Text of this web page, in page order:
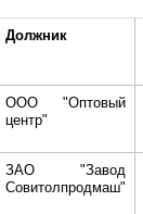
Должник
ООО "Оптовый
центр"
ЗАО "Завод
Совитолпродмаш"